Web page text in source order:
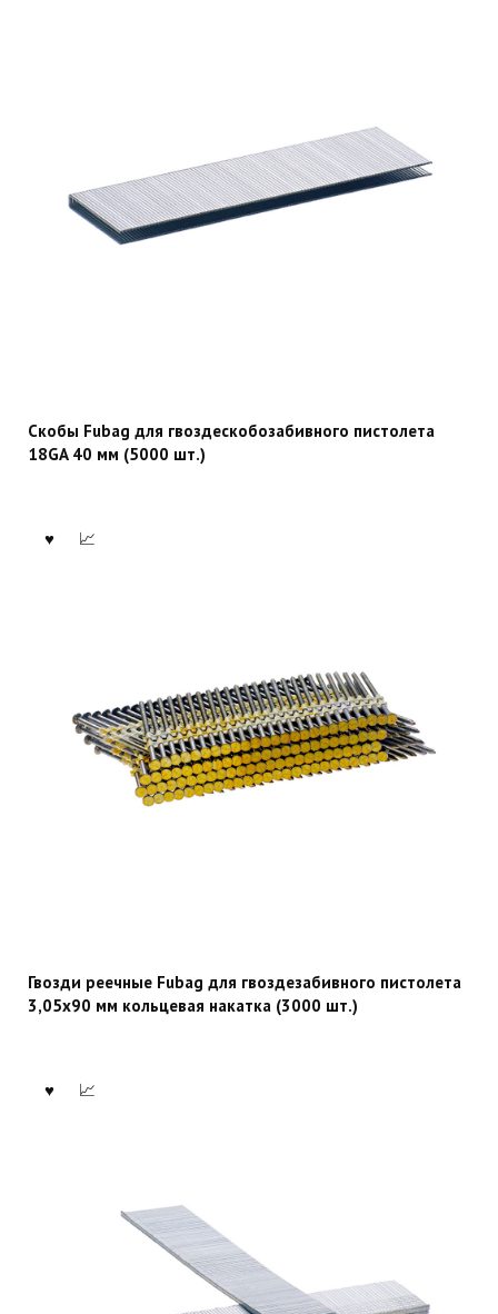
Скобы Fubag для гвоздескобозабивного пистолета
18GA 40 мм (5000 шт.)
Гвозди реечные Fubag для гвоздезабивного пистолета
3,05х90 мм кольцевая накатка (3000 шт.)